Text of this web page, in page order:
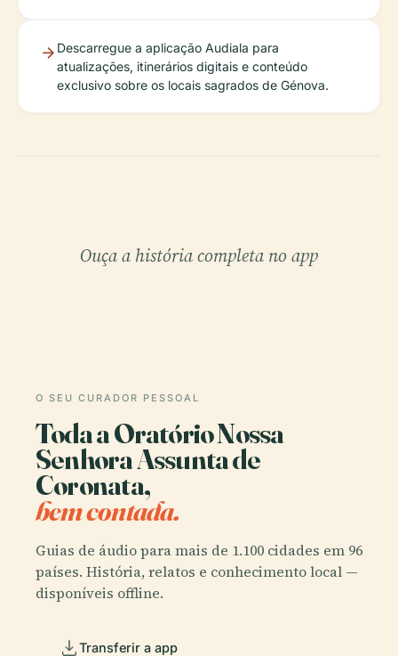
Descarregue a aplicação Audiala para
atualizações, itinerários digitais e conteúdo
exclusivo sobre os locais sagrados de Génova.
Ouça a história completa no app
O SEU CURADOR PESSOAL
Toda a Oratório Nossa
Senhora Assunta de
Coronata,
bem contada.
Guias de áudio para mais de 1.100 cidades em 96
países. História, relatos e conhecimento local —
disponíveis offline.
Transferir a app